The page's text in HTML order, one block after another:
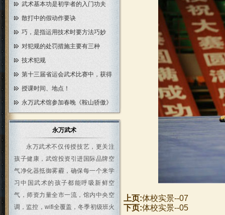
武术基本功是初学者的入门功夫
散打中的假动作要诀
巧，是指运用技术时要方法巧妙
对犯规的处罚措施主要有三种
技术犯规
第十三届省运会武术比赛中，获得
授课时间、地点！
永万武术馆参加春晚《鞍山骄傲》
永万武术
永万武术不仅传授技艺，更关注
孩子健康，武馆投资引进国际品牌空
气净化器抵御雾霾，确保每一个来学
习中国武术的孩子都能呼吸新鲜空
气，师资力量全市一流，馆内中央空
调，监控，wifi全覆盖，冬季初级班火
上页:体校实景--07
下页:体校实景--05